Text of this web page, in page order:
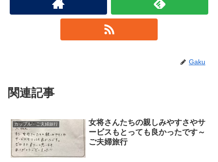
Gaku
関連記事
カップル・ご夫婦旅行
女将さんたちの親しみやすさやサ
ービスもとっても良かったです～
ご夫婦旅行